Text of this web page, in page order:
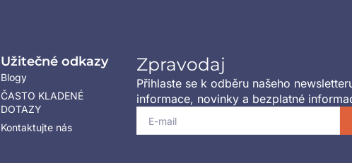
Užitečné odkazy
Blogy
ČASTO KLADENÉ
DOTAZY
Kontaktujte nás
Zpravodaj
Přihlaste se k odběru našeho
informace, novinky a bezplatné